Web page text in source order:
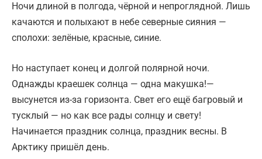
Ночи длиной в полгода, чёрной и непроглядной. Лишь
качаются и полыхают в небе северные сияния —
сполохи: зелёные, красные, синие.
Но наступает конец и долгой полярной ночи.
Однажды краешек солнца — одна макушка!—
высунется из-за горизонта. Свет его ещё багровый и
тусклый — но как все рады солнцу и свету!
Начинается праздник солнца, праздник весны. В
Арктику пришёл день.